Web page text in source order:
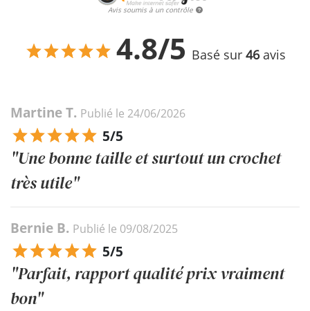
Avis soumis à un contrôle
4.8/5 Basé sur 46avis
Martine T. Publié le 24/06/2026
5/5
"Une bonne taille et surtout un crochet
très utile"
Bernie B. Publié le 09/08/2025
5/5
"Parfait, rapport qualité prix vraiment
bon"